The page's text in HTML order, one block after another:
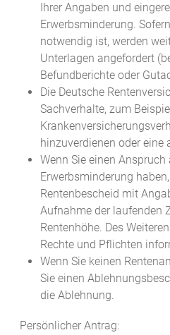
Ihrer Angaben und
Erwerbsminderung.
notwendig ist, werden
Unterlagen angefordert
Befundberichte oder
Die Deutsche
Sachverhalte, zum
hinzuverdienen oder eine
Wenn Sie einen
Erwerbsminderung
Rentenbescheid mit
Aufnahme der laufenden
Rentenhöhe. Des
Rechte und Pflichten
Wenn Sie keinen
Sie einen
die Ablehnung.
Persönlicher Antrag: